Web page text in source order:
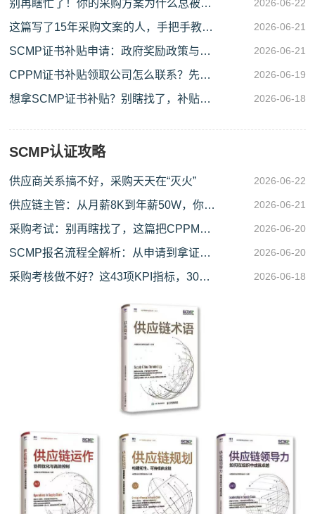
别再瞎忙了！你的采购方案为什么总被老
板打回来？
2026-06-22
这篇写了15年采购文案的人，手把手教你
搞懂SCMP证书补贴和APICS报名费
2026-06-21
SCMP证书补贴申请：政府奖励政策与报
2026-06-21
CPPM证书补贴领取公司怎么联系？先搞
清楚这几点再找补贴
2026-06-19
想拿SCMP证书补贴？别瞎找了，补贴申
2026-06-18
SCMP认证攻略
供应商关系搞不好，采购天天在“灭火” 2026-06-22
供应链主管：从月薪8K到年薪50W，你差
的不是能力，是这张图
2026-06-21
采购考试：别再瞎找了，这篇把CPPM和
SCMP说透
2026-06-20
SCMP报名流程全解析：从申请到拿证的
每一步
2026-06-20
采购考核做不好？这43项KPI指标，30年
2026-06-18